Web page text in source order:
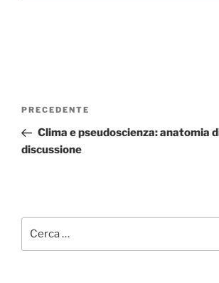
Navigazione
Articolo
precedente:
PRECEDENTE
Clima e pseudoscienza: anatomia
discussione